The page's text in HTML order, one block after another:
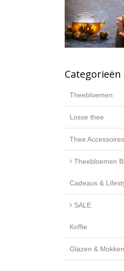
Categorieën
Theebloemen
Losse thee
Thee Accessoires
Theebloemen Brievenbus Cadeau -
Cadeaus &
SALE
Koffie
Glazen & Mokken